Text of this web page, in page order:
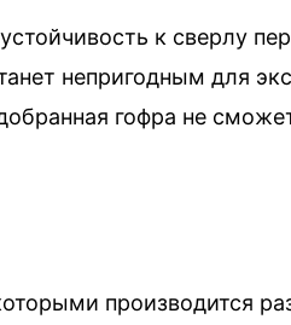
к сверлу
непригодным для
гофра не
производится